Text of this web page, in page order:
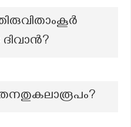
തനതുകലാരൂപം?